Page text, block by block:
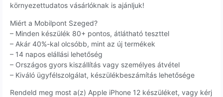
környezettudatos vásárlóknak is ajánljuk!
Miért a Mobilpont Szeged?
– Minden készülék 80+ pontos, átlátható teszttel
– Akár 40%-kal olcsóbb, mint az új termékek
– 14 napos elállási lehetőség
– Országos gyors kiszállítás vagy személyes átvétel
– Kiváló ügyfélszolgálat, készülékbeszámítás lehetősége
Rendeld meg most a(z) Apple iPhone 12 készüléket, vagy kérj